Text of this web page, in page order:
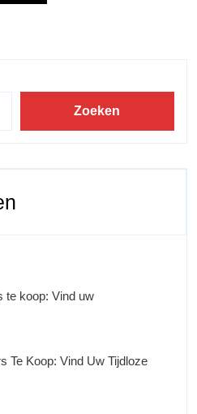
Zoeken
te koop: Vind uw
Te Koop: Vind Uw Tijdloze